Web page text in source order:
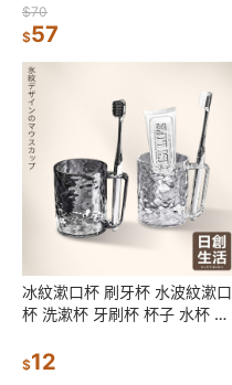
納盒 收納櫃 置物盒 抽屜櫃 日
創生活
$70
$57
冰紋漱口杯 刷牙杯 水波紋漱口
杯 洗漱杯 牙刷杯 杯子 水杯 盥
$12